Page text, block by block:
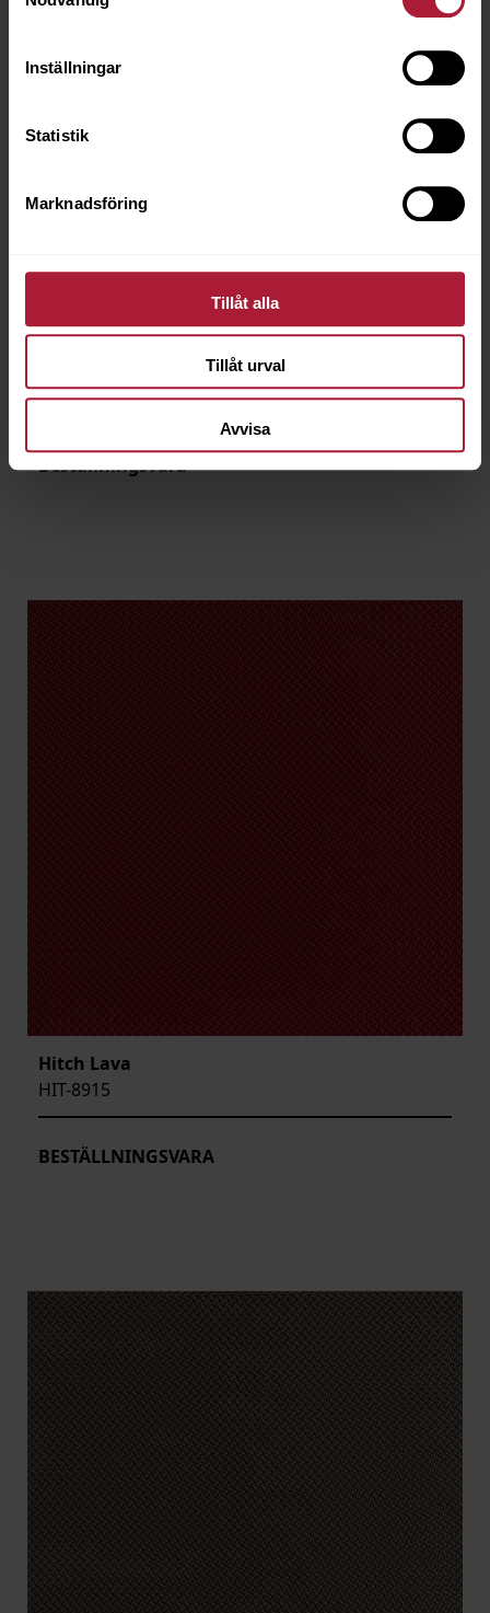
Inställningar
Statistik
Marknadsföring
Tillåt alla
Tillåt urval
Avvisa
HIT-8914
Beställningsvara
Hitch Lava
HIT-8915
BESTÄLLNINGSVARA